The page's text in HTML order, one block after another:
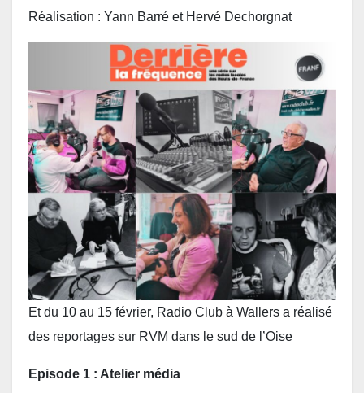
Réalisation : Yann Barré et Hervé Dechorgnat
Et du 10 au 15 février, Radio Club à Wallers a réalisé
des reportages sur RVM dans le sud de l’Oise
Episode 1 : Atelier média